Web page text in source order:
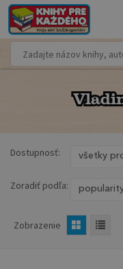
Dostupnosť:
Zoradiť podľa:
Zobrazenie